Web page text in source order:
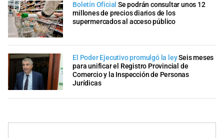
Boletín Oficial Se podrán consultar unos 12
millones de precios diarios de los
supermercados al acceso público
El Poder Ejecutivo promulgó la leySeis meses
para unificar el Registro Provincial de
Comercio y la Inspección de Personas
Jurídicas